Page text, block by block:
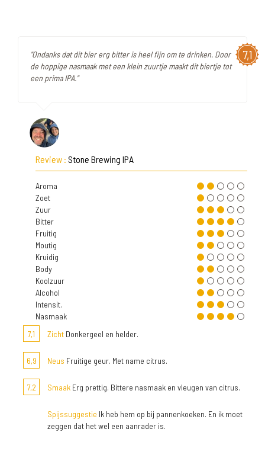
7,1
"Ondanks dat dit bier erg bitter is heel fijn om te drinken. Door
de hoppige nasmaak met een klein zuurtje maakt dit biertje tot
een prima IPA."
Review : Stone Brewing IPA
Aroma
Zoet
Zuur
Bitter
Fruitig
Moutig
Kruidig
Body
Koolzuur
Alcohol
Intensit.
Nasmaak
7,1
Zicht Donkergeel en helder.
6,9 Neus Fruitige geur. Met name citrus.
7,2 Smaak Erg prettig. Bittere nasmaak en vleugen van citrus.
Spijssuggestie Ik heb hem op bij pannenkoeken. En ik moet
zeggen dat het wel een aanrader is.